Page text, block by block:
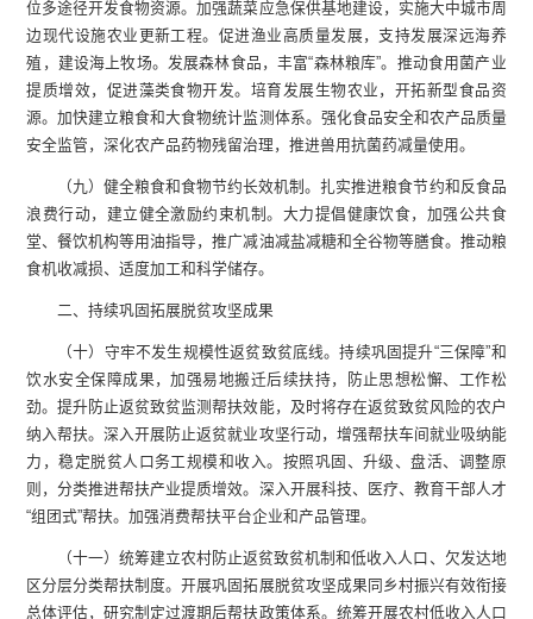
位多途径开发食物资源。加强蔬菜应急保供基地建设，实施大中城市周
边现代设施农业更新工程。促进渔业高质量发展，支持发展深远海养
殖，建设海上牧场。发展森林食品，丰富“森林粮库”。推动食用菌产业
提质增效，促进藻类食物开发。培育发展生物农业，开拓新型食品资
源。加快建立粮食和大食物统计监测体系。强化食品安全和农产品质量
安全监管，深化农产品药物残留治理，推进兽用抗菌药减量使用。
（九）健全粮食和食物节约长效机制。扎实推进粮食节约和反食品
浪费行动，建立健全激励约束机制。大力提倡健康饮食，加强公共食
堂、餐饮机构等用油指导，推广减油减盐减糖和全谷物等膳食。推动粮
食机收减损、适度加工和科学储存。
二、持续巩固拓展脱贫攻坚成果
（十）守牢不发生规模性返贫致贫底线。持续巩固提升“三保障”和
饮水安全保障成果，加强易地搬迁后续扶持，防止思想松懈、工作松
劲。提升防止返贫致贫监测帮扶效能，及时将存在返贫致贫风险的农户
纳入帮扶。深入开展防止返贫就业攻坚行动，增强帮扶车间就业吸纳能
力，稳定脱贫人口务工规模和收入。按照巩固、升级、盘活、调整原
则，分类推进帮扶产业提质增效。深入开展科技、医疗、教育干部人才
“组团式”帮扶。加强消费帮扶平台企业和产品管理。
（十一）统筹建立农村防止返贫致贫机制和低收入人口、欠发达地
区分层分类帮扶制度。开展巩固拓展脱贫攻坚成果同乡村振兴有效衔接
总体评估，研究制定过渡期后帮扶政策体系。统筹开展农村低收入人口